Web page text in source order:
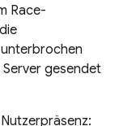
Race-
gesendet